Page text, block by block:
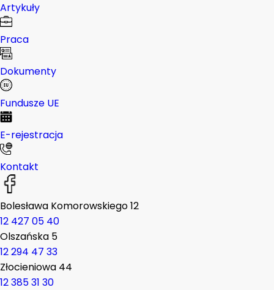
Artykuły
Praca
Dokumenty
Fundusze UE
E-rejestracja
Kontakt
Bolesława Komorowskiego 12
12 427 05 40
Olszańska 5
12 294 47 33
Złocieniowa 44
12 385 31 30